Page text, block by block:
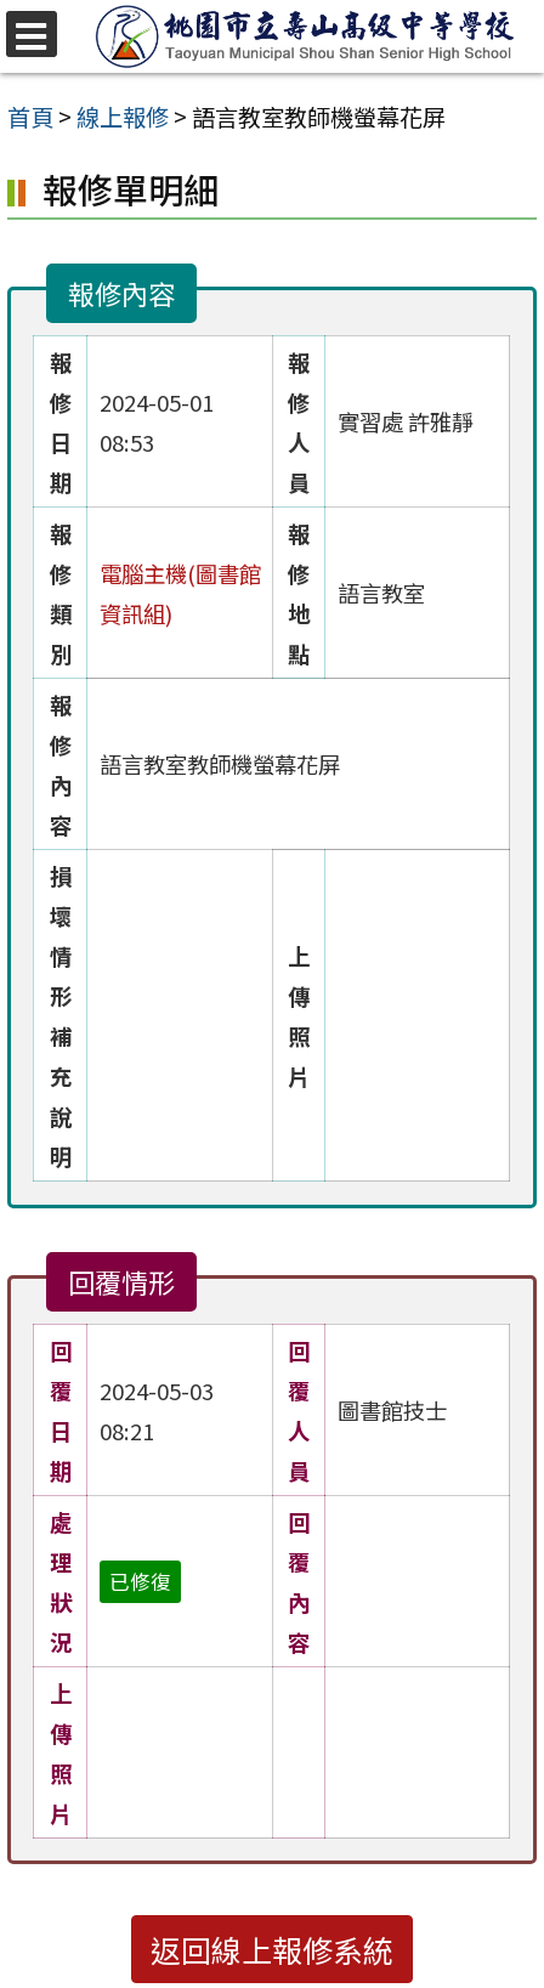
跳
至
主
內
容
首頁 >線上報修> 語言教室教師機螢幕花屏
報修單明細
報修內容
報
修
日
期
2024-05-01
08:53
報
修
人
員
實習處 許雅靜
報
修
類
別
電腦主機(圖書館
資訊組)
報
修
地
點
語言教室
報
修
內
容
語言教室教師機螢幕花屏
損
壞
情
形
補
充
說
明
上
傳
照
片
回覆情形
回
覆
日
期
2024-05-03
08:21
回
覆
人
員
圖書館技士
處
理
狀
況
已修復
回
覆
內
容
上
傳
照
片
返回線上報修系統
選
單